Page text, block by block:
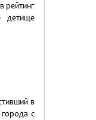
рейтинг
детище
в
с